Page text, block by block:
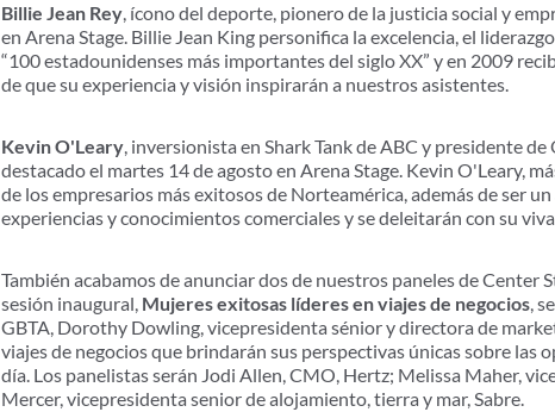
Billie Jean Rey, ícono del deporte, pionero de la justicia social y
en Arena Stage. Billie Jean King personifica la excelencia, el
“100 estadounidenses más importantes del siglo XX” y en 2009
de que su experiencia y visión inspirarán a nuestros asistentes.
Kevin O'Leary, inversionista en Shark Tank de ABC y presidente
destacado el martes 14 de agosto en Arena Stage. Kevin O'Leary,
de los empresarios más exitosos de Norteamérica, además de ser
experiencias y conocimientos comerciales y se deleitarán con su
También acabamos de anunciar dos de nuestros paneles de Center
sesión inaugural, Mujeres exitosas líderes en viajes de negocios,
GBTA, Dorothy Dowling, vicepresidenta sénior y directora de
viajes de negocios que brindarán sus perspectivas únicas sobre
día. Los panelistas serán Jodi Allen, CMO, Hertz; Melissa Maher,
Mercer, vicepresidenta senior de alojamiento, tierra y mar, Sabre.